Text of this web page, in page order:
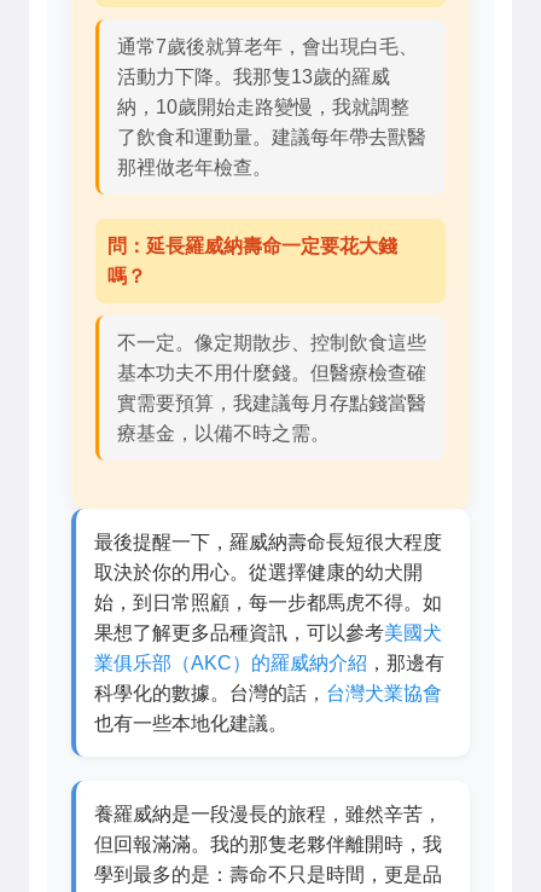
通常7歲後就算老年，會出現白毛、
活動力下降。我那隻13歲的羅威
納，10歲開始走路變慢，我就調整
了飲食和運動量。建議每年帶去獸醫
那裡做老年檢查。
問：延長羅威納壽命一定要花大錢
嗎？
不一定。像定期散步、控制飲食這些
基本功夫不用什麼錢。但醫療檢查確
實需要預算，我建議每月存點錢當醫
療基金，以備不時之需。
最後提醒一下，羅威納壽命長短很大程度
取決於你的用心。從選擇健康的幼犬開
始，到日常照顧，每一步都馬虎不得。如
果想了解更多品種資訊，可以參考美國犬
業俱乐部（AKC）的羅威納介紹 ，那邊有
科學化的數據。台灣的話， 台灣犬業協會
也有一些本地化建議。
養羅威納是一段漫長的旅程，雖然辛苦，
但回報滿滿。我的那隻老夥伴離開時，我
學到最多的是：壽命不只是時間，更是品